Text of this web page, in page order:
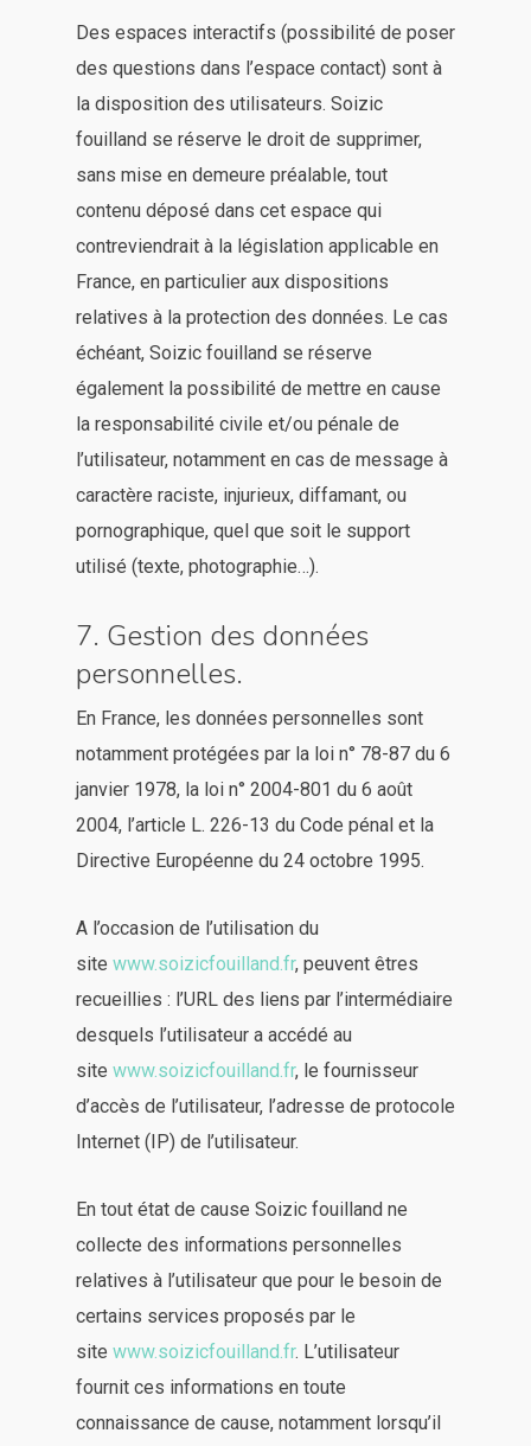
Des espaces interactifs (possibilité de poser
des questions dans l’espace contact) sont à
la disposition des utilisateurs. Soizic
fouilland se réserve le droit de supprimer,
sans mise en demeure préalable, tout
contenu déposé dans cet espace qui
contreviendrait à la législation applicable en
France, en particulier aux dispositions
relatives à la protection des données. Le cas
échéant, Soizic fouilland se réserve
également la possibilité de mettre en cause
la responsabilité civile et/ou pénale de
l’utilisateur, notamment en cas de message à
caractère raciste, injurieux, diffamant, ou
pornographique, quel que soit le support
utilisé (texte, photographie…).
7. Gestion des données
personnelles.
En France, les données personnelles sont
notamment protégées par la loi n° 78-87 du 6
janvier 1978, la loi n° 2004-801 du 6 août
2004, l’article L. 226-13 du Code pénal et la
Directive Européenne du 24 octobre 1995.
A l’occasion de l’utilisation du
site www.soizicfouilland.fr, peuvent êtres
recueillies : l’URL des liens par l’intermédiaire
desquels l’utilisateur a accédé au
site www.soizicfouilland.fr, le fournisseur
d’accès de l’utilisateur, l’adresse de protocole
Internet (IP) de l’utilisateur.
En tout état de cause Soizic fouilland ne
collecte des informations personnelles
relatives à l’utilisateur que pour le besoin de
certains services proposés par le
site www.soizicfouilland.fr. L’utilisateur
fournit ces informations en toute
connaissance de cause, notamment lorsqu’il